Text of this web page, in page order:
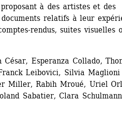
à des artistes et des
relatifs à leur
rendus, suites visuelles
Esperanza Collado,
Leibovici, Silvia
Miller, Rabih Mroué, Uriel
Sabatier, Clara